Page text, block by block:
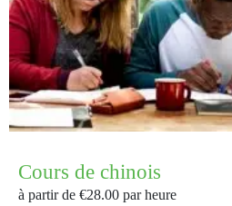
Cours de chinois
à partir de €28.00 par heure